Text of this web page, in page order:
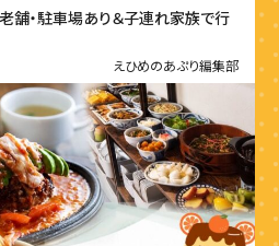
舗・駐車場あり＆子連れ家族で行
えひめのあぷり編集部